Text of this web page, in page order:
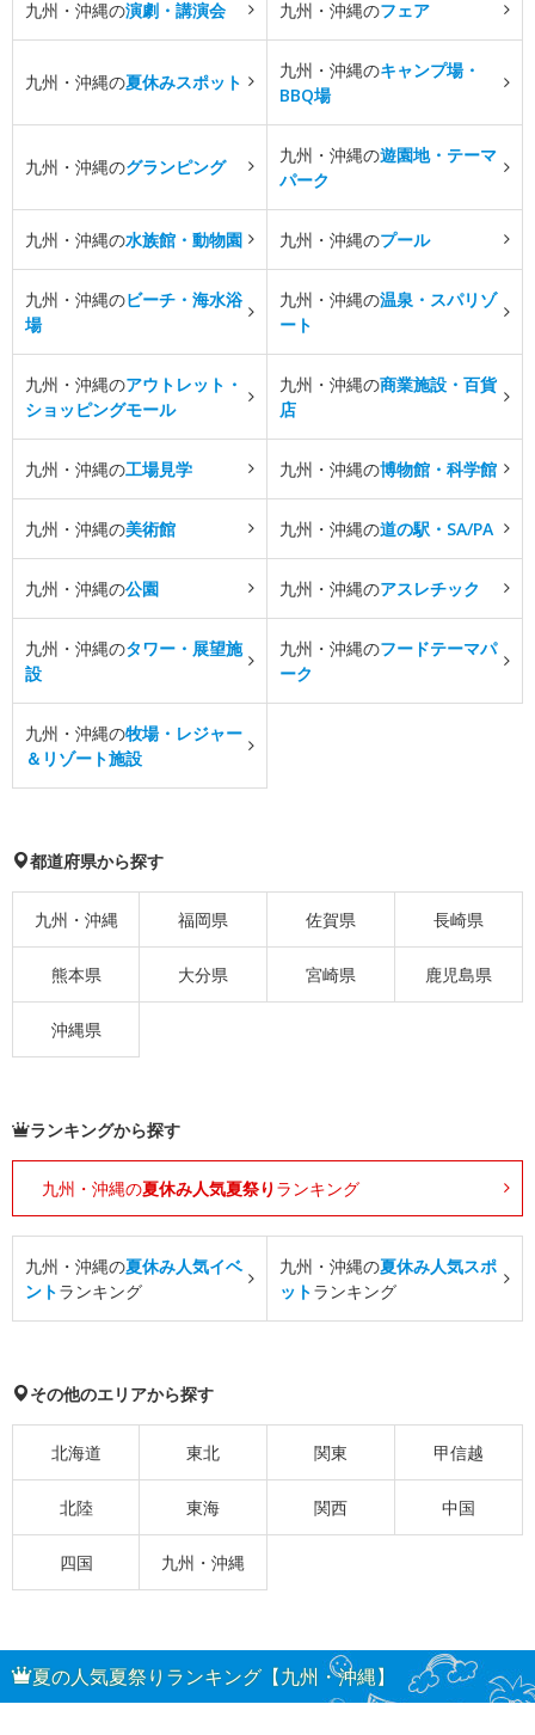
九州・沖縄の演劇・講演会 九州・沖縄のフェア
九州・沖縄の夏休みスポット
九州・沖縄のキャンプ場・
BBQ場
九州・沖縄のグランピング
九州・沖縄の遊園地・テーマ
パーク
九州・沖縄の水族館・動物園 九州・沖縄のプール
九州・沖縄のビーチ・海水浴
場
九州・沖縄の温泉・スパリゾ
ート
九州・沖縄のアウトレット・
ショッピングモール
九州・沖縄の商業施設・百貨
店
九州・沖縄の工場見学 九州・沖縄の博物館・科学館
九州・沖縄の美術館 九州・沖縄の道の駅・SA/PA
九州・沖縄の公園 九州・沖縄のアスレチック
九州・沖縄のタワー・展望施
設
九州・沖縄のフードテーマパ
ーク
九州・沖縄の牧場・レジャー
＆リゾート施設
都道府県から探す
九州・沖縄 福岡県 佐賀県 長崎県
熊本県 大分県 宮崎県 鹿児島県
沖縄県
ランキングから探す
九州・沖縄の夏休み人気夏祭り ランキング
九州・沖縄の夏休み人気イベ
ントランキング
九州・沖縄の夏休み人気スポ
ットランキング
その他のエリアから探す
北海道 東北 関東 甲信越
北陸 東海 関西 中国
四国 九州・沖縄
夏の人気夏祭りランキング【九州・沖縄】